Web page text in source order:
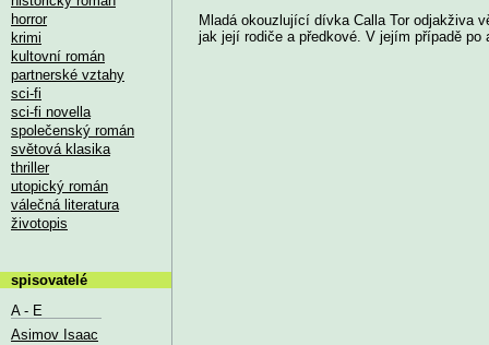
Mladá okouzlující dívka Calla Tor odjakživa
jak její rodiče a předkové. V jejím případě po
horror
krimi
kultovní román
partnerské vztahy
sci-fi
sci-fi novella
společenský román
světová klasika
thriller
utopický román
válečná literatura
životopis
spisovatelé
A - E
Asimov Isaac